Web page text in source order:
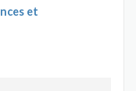
et